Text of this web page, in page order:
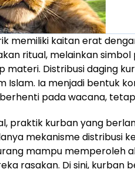
memiliki kaitan erat
ritual, melainkan
materi. Distribusi daging
Islam. Ia menjadi bentuk
pada wacana,
praktik kurban yang
mekanisme distribusi
mampu memperoleh
rasakan. Di sini, kurban